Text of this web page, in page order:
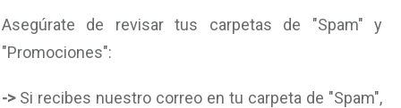
Asegúrate de revisar tus carpetas de "Spam" y
"Promociones":
->Si recibes nuestro correo en tu carpeta de "Spam",